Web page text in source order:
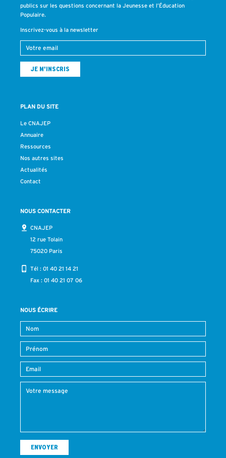
publics sur les questions concernant la Jeunesse et l’Éducation
Populaire.
Inscrivez-vous à la newsletter
PLAN DU SITE
Le CNAJEP
Annuaire
Ressources
Nos autres sites
Actualités
Contact
NOUS CONTACTER
CNAJEP
12 rue Tolain
75020 Paris
Tél : 01 40 21 14 21
Fax : 01 40 21 07 06
NOUS ÉCRIRE